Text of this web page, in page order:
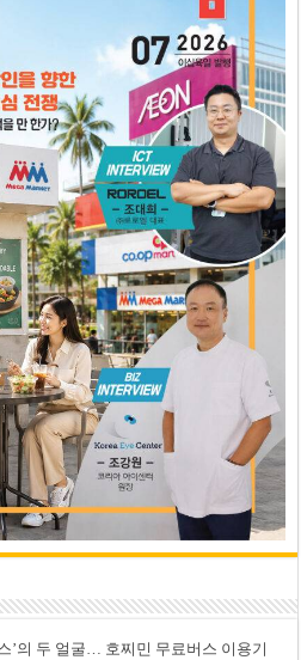
’의 두 얼굴… 호찌민 무료버스 이용기